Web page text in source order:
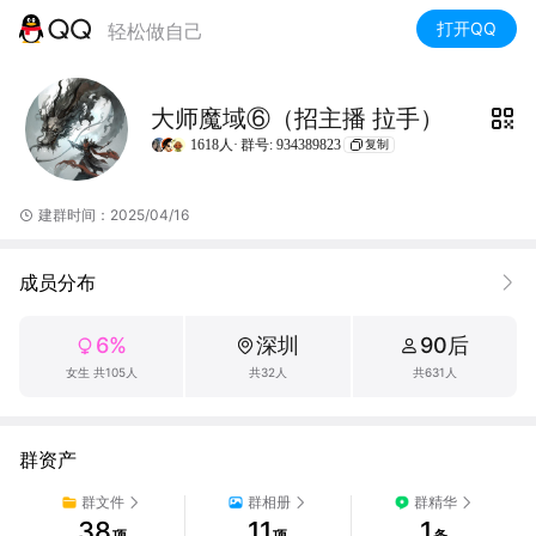
轻松做自己 打开QQ
大师魔域⑥（招主播 拉手）
1618人· 群号: 934389823 复制
建群时间：2025/04/16
成员分布
6%
女生 共105人
深圳
共32人
90后
共631人
群资产
群文件 群相册 群精华